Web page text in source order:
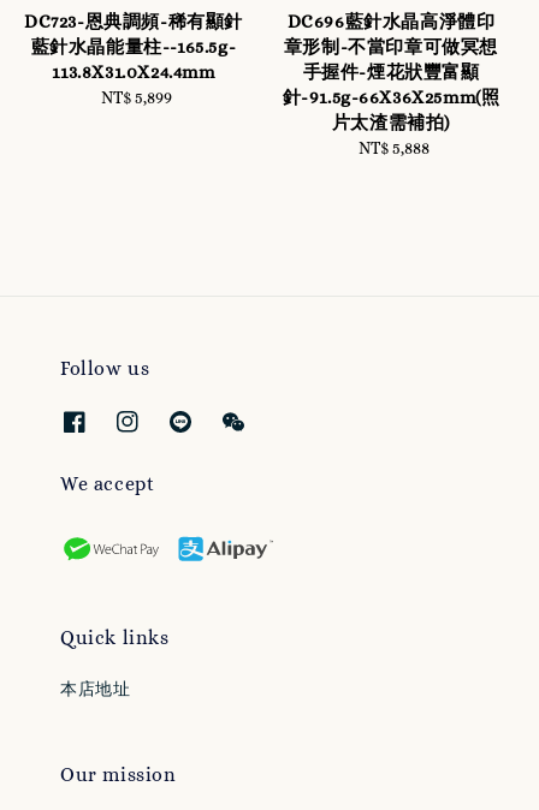
DC723-恩典調頻-稀有顯針
藍針水晶能量柱--165.5g-
113.8X31.0X24.4mm
Regular
NT$ 5,899
DC696藍針水晶高淨體印
章形制-不當印章可做冥想
手握件-煙花狀豐富顯
針-91.5g-66X36X25mm(照
片太渣需補拍)
Regular
NT$ 5,888
Follow us
We accept
Quick links
本店地址
Our mission